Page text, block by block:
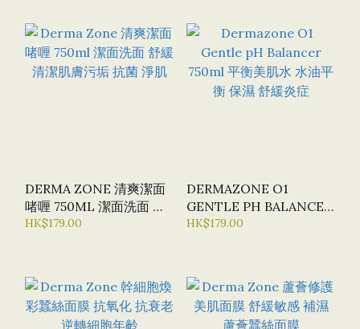
DERMA ZONE 清爽潔面
啫喱 750ML 潔面洗面 舒
緩 清潔肌膚污垢 抗菌 淨
HK$179.00
DERMAZONE O1
GENTLE PH BALANCER
750ML 平衡美肌水 水油
HK$179.00